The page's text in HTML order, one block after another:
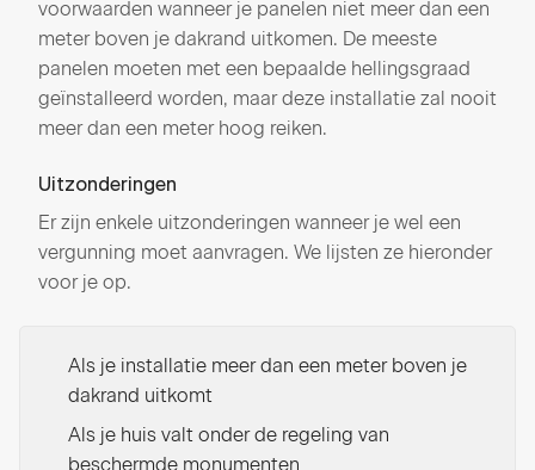
voorwaarden wanneer je panelen niet meer dan een
meter boven je dakrand uitkomen. De meeste
panelen moeten met een bepaalde hellingsgraad
geïnstalleerd worden, maar deze installatie zal nooit
meer dan een meter hoog reiken.
Uitzonderingen
Er zijn enkele uitzonderingen wanneer je wel een
vergunning moet aanvragen. We lijsten ze hieronder
voor je op.
Als je installatie meer dan een meter boven je
dakrand uitkomt
Als je huis valt onder de regeling van
beschermde monumenten